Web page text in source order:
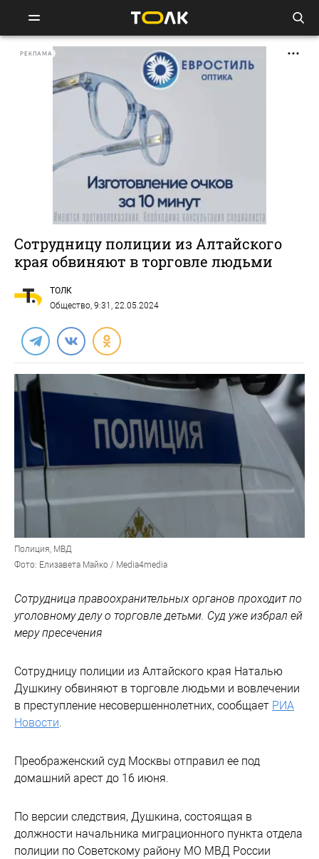
РЕКЛАМА
Сотрудницу полиции из Алтайского
края обвиняют в торговле людьми
ТОЛК
Общество, 9:31, 22.05.2024
Полиция, МВД
Фото: Елизавета Майко / Media4media
Сотрудница правоохранительных органов проходит по
уголовному делу о торговле детьми. Суд уже избрал ей
меру пресечения
Сотрудницу полиции из Алтайского края Наталью
Душкину обвиняют в торговле людьми и вовлечении
в преступление несовершеннолетних, сообщает РИА
Новости
Преображенский суд Москвы отправил ее под
домашний арест до 16 июня.
По версии следствия, Душкина, состоящая в
должности начальника миграционного пункта отдела
полиции по Советскому району МО МВД России